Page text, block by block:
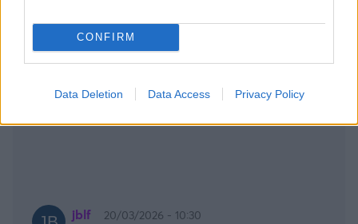
CONFIRM
Data Deletion Data Access Privacy Policy
jblf
20/03/2026 - 10:30